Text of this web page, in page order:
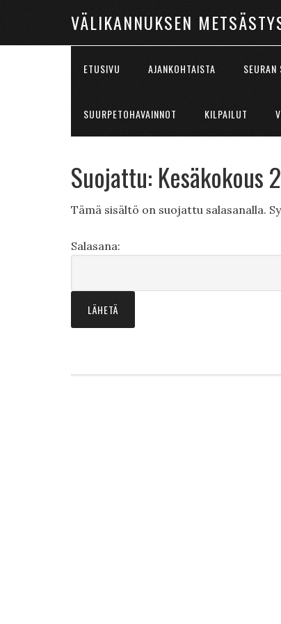
VÄLIKANNUKSEN
ETUSIVU AJANKOHTAISTA SEURAN
SUURPETOHAVAINNOT KILPAILUT
Suojattu: Kesäkokous
Tämä sisältö on suojattu salasanalla.
Salasana: